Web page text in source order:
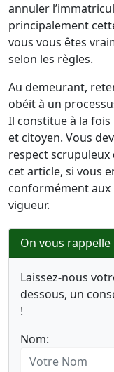
annuler
principalement
vous vous êtes
selon les règles.
Au demeurant,
obéit à un
Il constitue à la
et citoyen. Vous
respect
cet article, si vous
conformément aux
vigueur.
On vous rappelle
Laissez-nous
dessous, un
!
Nom: